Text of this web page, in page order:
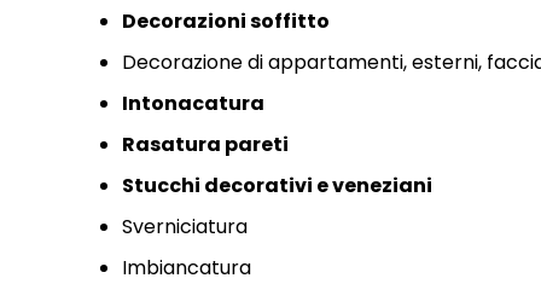
Decorazioni soffitto
Decorazione di appartamenti,esterni,
Intonacatura
Rasatura pareti
Stucchi decorativi eveneziani
Sverniciatura
Imbiancatura